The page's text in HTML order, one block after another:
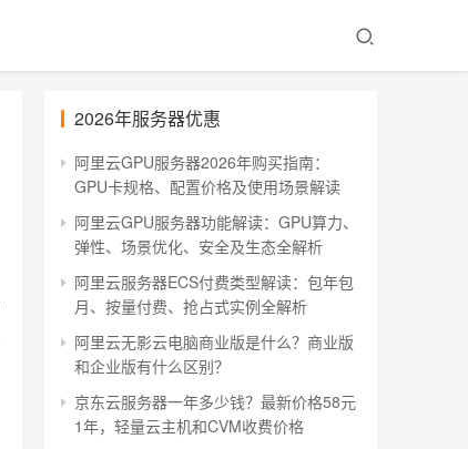
2026年服务器优惠
阿里云GPU服务器2026年购买指南：
GPU卡规格、配置价格及使用场景解读
阿里云GPU服务器功能解读：GPU算力、
弹性、场景优化、安全及生态全解析
阿里云服务器ECS付费类型解读：包年包
月、按量付费、抢占式实例全解析
阿里云无影云电脑商业版是什么？商业版
和企业版有什么区别？
京东云服务器一年多少钱？最新价格58元
1年，轻量云主机和CVM收费价格